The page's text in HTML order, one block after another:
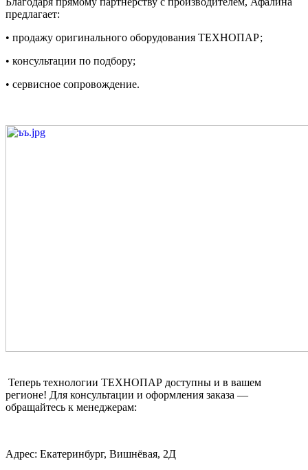
предлагает:
• продажу оригинального оборудования ТЕХНОПАР;
• консультации по подбору;
• сервисное сопровождение.
Теперь технологии ТЕХНОПАР доступны и в вашем
регионе! Для консультации и оформления заказа —
обращайтесь к менеджерам:
Адрес: Екатеринбург, Вишнёвая, 2Д